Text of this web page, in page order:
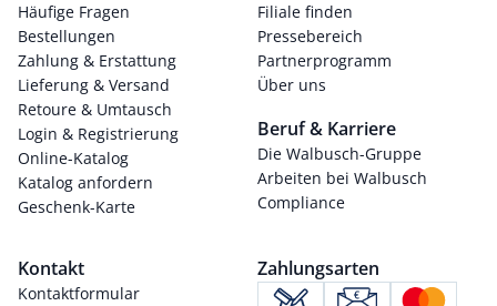
Häufige Fragen
Bestellungen
Zahlung & Erstattung
Lieferung & Versand
Retoure & Umtausch
Login & Registrierung
Online-Katalog
Katalog anfordern
Geschenk-Karte
Filiale finden
Pressebereich
Partnerprogramm
Über uns
Beruf & Karriere
Die Walbusch-Gruppe
Arbeiten bei Walbusch
Compliance
Kontakt
Kontaktformular
Zahlungsarten